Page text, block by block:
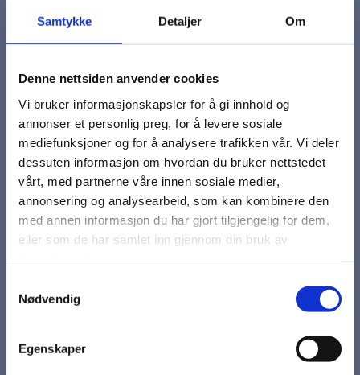
Samtykke Detaljer Om
Denne nettsiden anvender cookies
Vi bruker informasjonskapsler for å gi innhold og
annonser et personlig preg, for å levere sosiale
mediefunksjoner og for å analysere trafikken vår. Vi deler
dessuten informasjon om hvordan du bruker nettstedet
vårt, med partnerne våre innen sosiale medier,
annonsering og analysearbeid, som kan kombinere den
med annen informasjon du har gjort tilgjengelig for dem,
eller som de har samlet inn gjennom din bruk av
Nødvendig
Egenskaper
Bilshampo med voks.
Kanner
På lager